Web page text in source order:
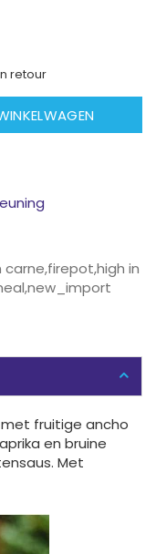
retour
carne,firepot,high in
,new_import
fruitige ancho
en bruine
Met